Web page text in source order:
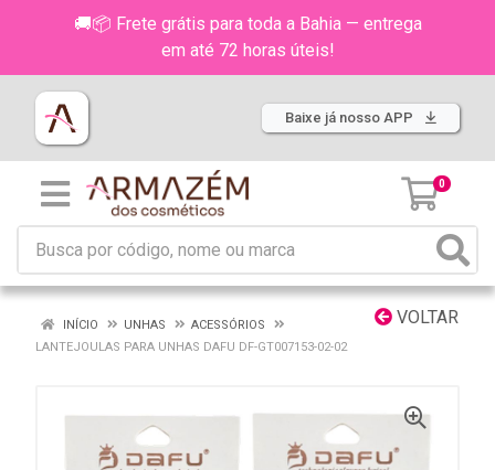
🚚📦 Frete grátis para toda a Bahia — entrega
em até 72 horas úteis!
Baixe já nosso APP
0
VOLTAR
INÍCIO UNHAS
ACESSÓRIOS
LANTEJOULAS PARA UNHAS DAFU DF-GT007153-02-02